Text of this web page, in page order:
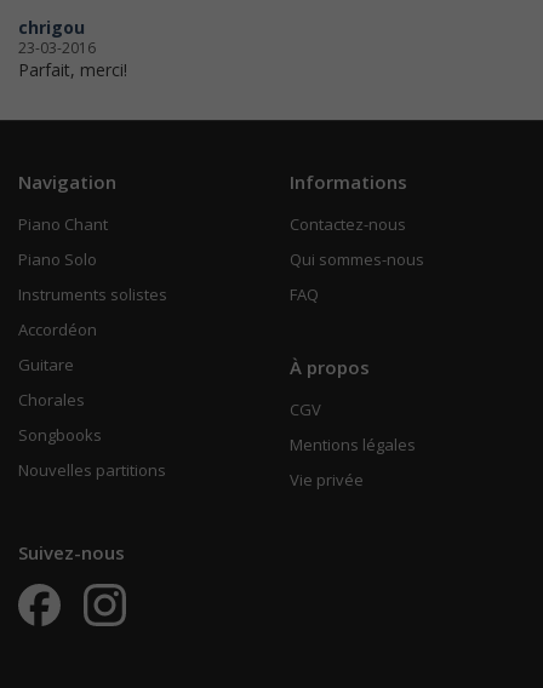
chrigou
23-03-2016
Parfait, merci!
Navigation
Piano Chant
Piano Solo
Instruments solistes
Accordéon
Guitare
Chorales
Songbooks
Nouvelles partitions
Informations
Contactez-nous
Qui sommes-nous
FAQ
À propos
CGV
Mentions légales
Vie privée
Suivez-nous